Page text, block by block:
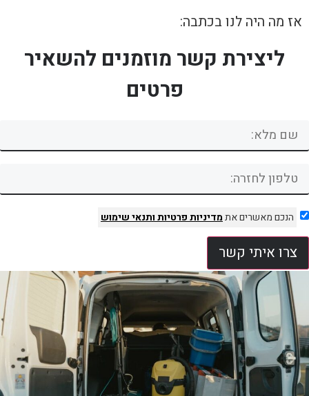
אז מה היה לנו בכתבה:
ליצירת קשר מוזמנים להשאיר
פרטים
הנכם מאשרים אתמדיניות פרטיותותנאי שימוש
צרו איתי קשר